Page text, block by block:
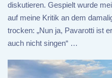
diskutieren. Gespielt wurde
auf meine Kritik an dem
trocken: „Nun ja, Pavarotti ist
auch nicht singen“ …